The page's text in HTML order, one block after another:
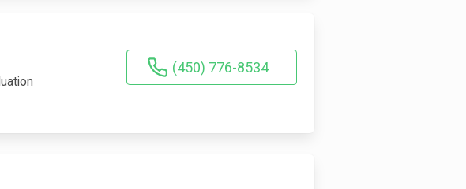
(450) 776-8534